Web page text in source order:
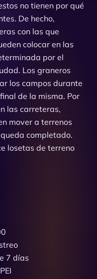
no tienen por qué
De hecho,
con las que
colocar en las
por el
Los graneros
los campos durante
de la misma. Por
las carreteras,
mover a terrenos
completado.
losetas de terreno
7 días